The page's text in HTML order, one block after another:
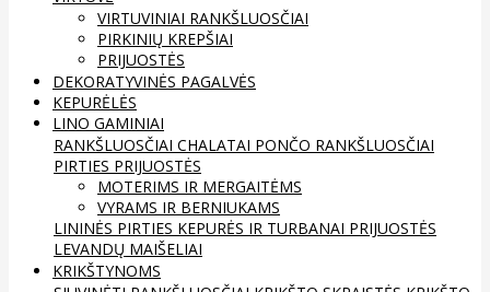
VIRTUVINIAI RANKŠLUOSČIAI
PIRKINIŲ KREPŠIAI
PRIJUOSTĖS
DEKORATYVINĖS PAGALVĖS
KEPURĖLĖS
LINO GAMINIAI
RANKŠLUOSČIAI CHALATAI PONČO RANKŠLUOSČIAI
PIRTIES PRIJUOSTĖS
MOTERIMS IR MERGAITĖMS
VYRAMS IR BERNIUKAMS
LININĖS PIRTIES KEPURĖS IR TURBANAI PRIJUOSTĖS
LEVANDŲ MAIŠELIAI
KRIKŠTYNOMS